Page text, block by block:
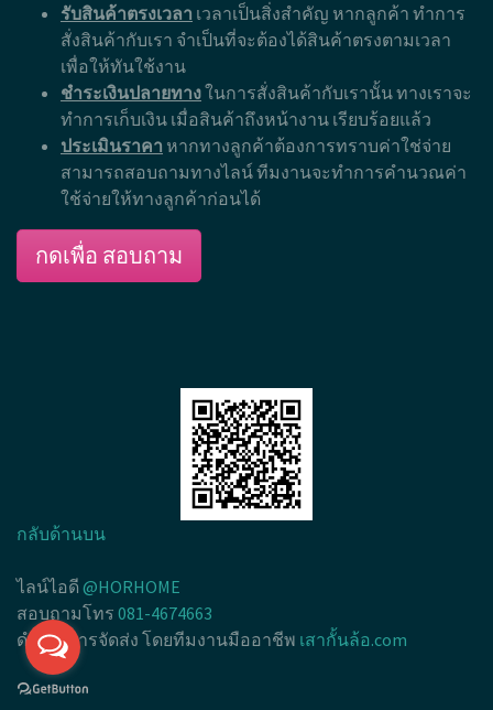
รับสินค้าตรงเวลา เวลาเป็นสิ่งสำคัญ หากลูกค้า ทำการ
สั่งสินค้ากับเรา จำเป็นที่จะต้องได้สินค้าตรงตามเวลา
เพื่อให้ทันใช้งาน
ชำระเงินปลายทางในการสั่งสินค้ากับเรานั้น ทางเราจะ
ทำการเก็บเงิน เมื่อสินค้าถึงหน้างาน เรียบร้อยแล้ว
ประเมินราคา หากทางลูกค้าต้องการทราบค่าใช่จ่าย
สามารถสอบถามทางไลน์ ทีมงานจะทำการคำนวณค่า
ใช้จ่ายให้ทางลูกค้าก่อนได้
กดเพื่อ สอบถาม
กลับด้านบน
ไลน์ไอดี @HORHOME
สอบถามโทร 081-4674663
ดำเนินการจัดส่ง โดยทีมงานมืออาชีพ เสากั้นล้อ.com